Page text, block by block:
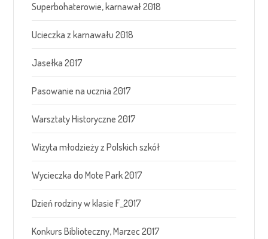
Superbohaterowie, karnawał 2018
Ucieczka z karnawału 2018
Jasełka 2017
Pasowanie na ucznia 2017
Warsztaty Historyczne 2017
Wizyta młodzieży z Polskich szkół
Wycieczka do Mote Park 2017
Dzień rodziny w klasie F_2017
Konkurs Biblioteczny, Marzec 2017